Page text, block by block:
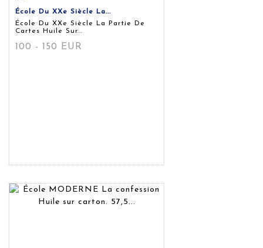
École Du XXe Siècle La...
École Du XXe Siècle La Partie De
Cartes Huile Sur...
100 - 150 EUR